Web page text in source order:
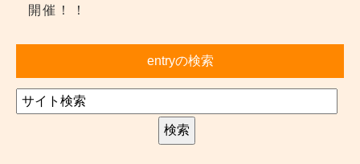
開催！！
entryの検索